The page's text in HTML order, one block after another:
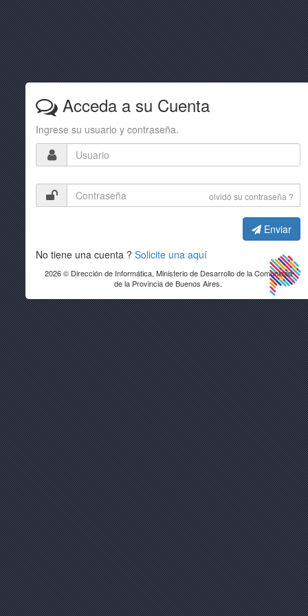
Acceda a su Cuenta
Ingrese su usuario y contraseña.
olvidó su contraseña ?
Enviar
No tiene una cuenta ?Solicite una aquí
2026 © Dirección de Informática, Ministerio de Desarrollo de la Comunidad
de la Provincia de Buenos Aires.